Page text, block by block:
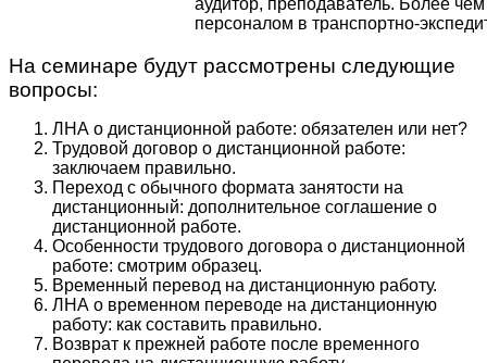
персоналом в транспортно-
На семинаре будут рассмотрены следующие
вопросы:
ЛНА о дистанционной работе: обязателен или нет?
Трудовой договор о дистанционной работе:
заключаем правильно.
Переход с обычного формата занятости на
дистанционный: дополнительное соглашение о
дистанционной работе.
Особенности трудового договора о дистанционной
работе: смотрим образец.
Временный перевод на дистанционную работу.
ЛНА о временном переводе на дистанционную
работу: как составить правильно.
Возврат к прежней работе после временного